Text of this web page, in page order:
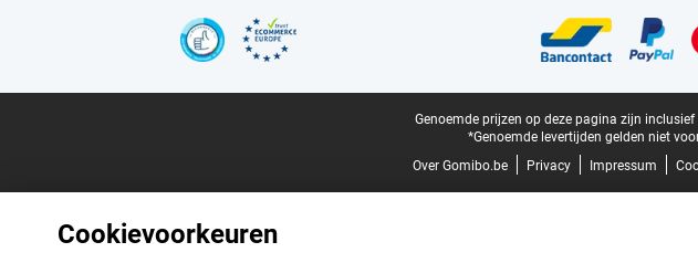
Genoemde prijzen op deze pagina zijn
*Genoemde levertijden gelden niet
Over Gomibo.be
Privacy Impressum
Cookievoorkeuren